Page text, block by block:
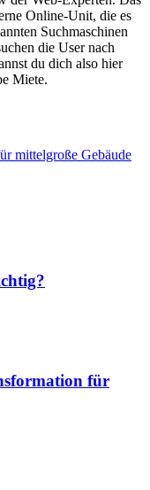
Online-Unit, die es
Suchmaschinen
die User nach
du dich also hier
Miete.
mittelgroße Gebäude
für